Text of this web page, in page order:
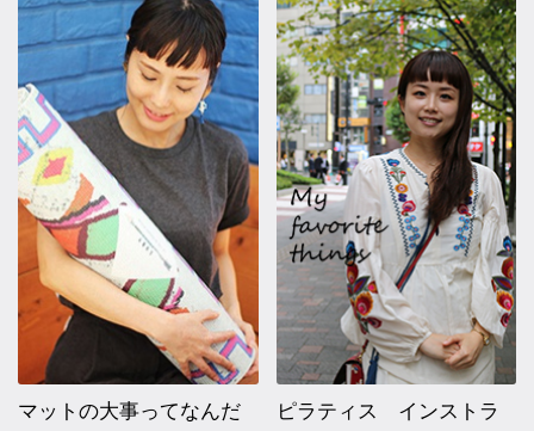
マットの大事ってなんだ
ピラティス インストラ